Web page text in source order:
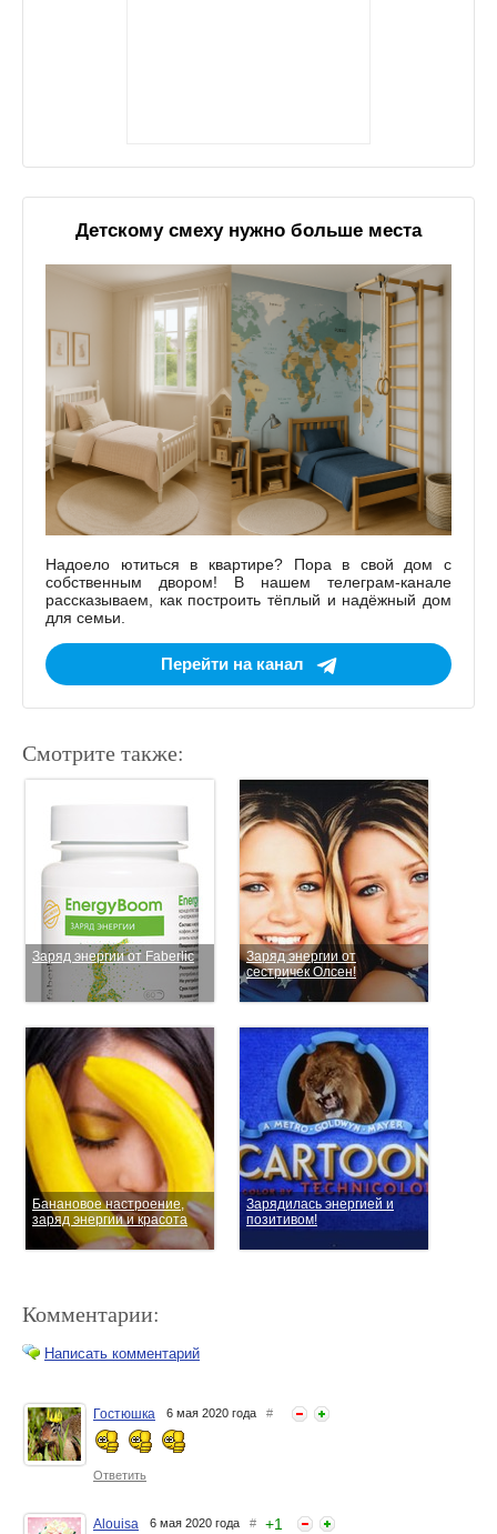
Детскому смеху нужно больше места
Надоело ютиться в квартире? Пора в свой дом с
собственным двором! В нашем телеграм-канале
рассказываем, как построить тёплый и надёжный дом
для семьи.
Перейти на канал
Смотрите также:
Заряд энергии от Faberlic
Заряд энергии от
сестричек Олсен!
Банановое настроение,
заряд энергии и красота
Зарядилась энергией и
позитивом!
Бодрящий гель для душа -
заряд энергии на весь день
Комментарии:
Написать комментарий
Гостюшка 6 мая 2020 года #
Ответить
Alouisa 6 мая 2020 года # +1